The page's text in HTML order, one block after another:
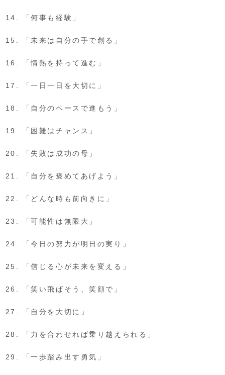
「何事も経験」
「未来は自分の手で創る」
「情熱を持って進む」
「一日一日を大切に」
「自分のペースで進もう」
「困難はチャンス」
「失敗は成功の母」
「自分を褒めてあげよう」
「どんな時も前向きに」
「可能性は無限大」
「今日の努力が明日の実り」
「信じる心が未来を変える」
「笑い飛ばそう、笑顔で」
「自分を大切に」
「力を合わせれば乗り越えられる」
「一歩踏み出す勇気」